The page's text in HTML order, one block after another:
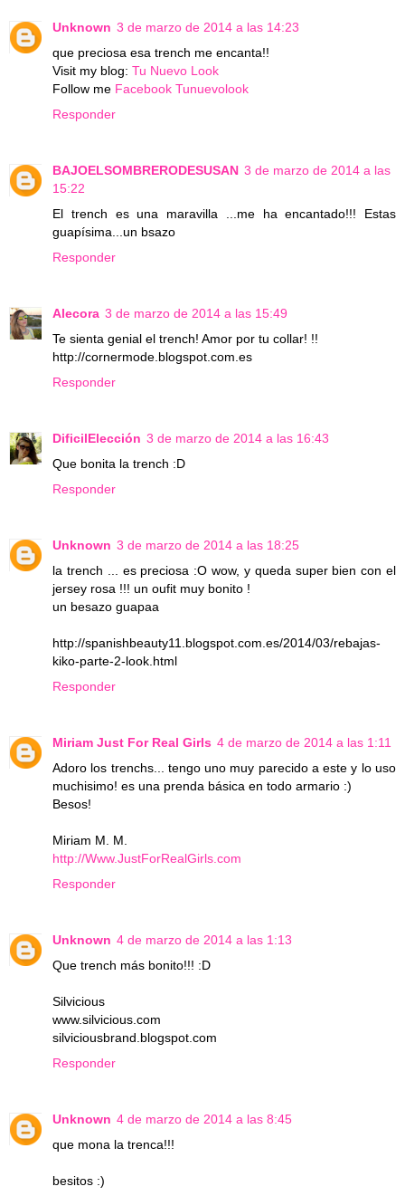
Unknown 3 de marzo de 2014 a las 14:23
que preciosa esa trench me encanta!!
Visit my blog: Tu Nuevo Look
Follow me Facebook Tunuevolook
Responder
BAJOELSOMBRERODESUSAN 3 de marzo de 2014 a las
15:22
El trench es una maravilla ...me ha encantado!!! Estas
guapísima...un bsazo
Responder
Alecora 3 de marzo de 2014 a las 15:49
Te sienta genial el trench! Amor por tu collar! !!
http://cornermode.blogspot.com.es
Responder
DificilElección 3 de marzo de 2014 a las 16:43
Que bonita la trench :D
Responder
Unknown 3 de marzo de 2014 a las 18:25
la trench ... es preciosa :O wow, y queda super bien con el
jersey rosa !!! un oufit muy bonito !
un besazo guapaa
http://spanishbeauty11.blogspot.com.es/2014/03/rebajas-
kiko-parte-2-look.html
Responder
Miriam Just For Real Girls 4 de marzo de 2014 a las 1:11
Adoro los trenchs... tengo uno muy parecido a este y lo uso
muchisimo! es una prenda básica en todo armario :)
Besos!
Miriam M. M.
http://Www.JustForRealGirls.com
Responder
Unknown 4 de marzo de 2014 a las 1:13
Que trench más bonito!!! :D
Silvicious
www.silvicious.com
silviciousbrand.blogspot.com
Responder
Unknown 4 de marzo de 2014 a las 8:45
que mona la trenca!!!
besitos :)